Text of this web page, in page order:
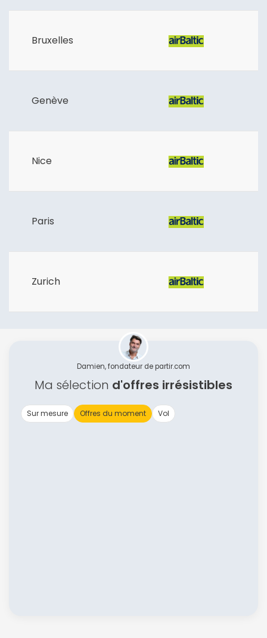
Bruxelles
Genève
Nice
Paris
Zurich
Damien, fondateur de partir.com
Ma sélection d'offres irrésistibles
Sur mesure Offres du moment Vol
Continuer avec Apple